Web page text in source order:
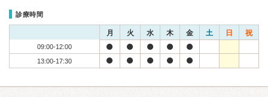
診療時間
月 火 水 木 金 土 日 祝
09:00-12:00
13:00-17:30